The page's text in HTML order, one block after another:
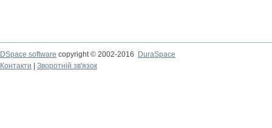
DSpace software copyright © 2002-2016
DuraSpace
Контакти
Зворотній зв'язок